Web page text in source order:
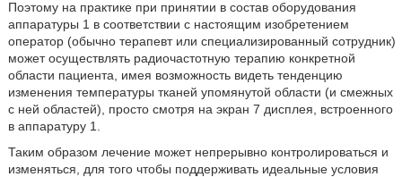
Поэтому на практике при принятии в состав оборудования
аппаратуры 1 в соответствии с настоящим изобретением
оператор (обычно терапевт или специализированный сотрудник)
может осуществлять радиочастотную терапию конкретной
области пациента, имея возможность видеть тенденцию
изменения температуры тканей упомянутой области (и смежных
с ней областей), просто смотря на экран 7 дисплея, встроенного
в аппаратуру 1.
Таким образом лечение может непрерывно контролироваться и
изменяться, для того чтобы поддерживать идеальные условия